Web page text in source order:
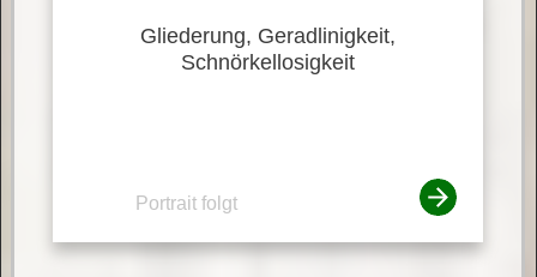
Gliederung, Geradlinigkeit,
Schnörkellosigkeit
Portrait folgt